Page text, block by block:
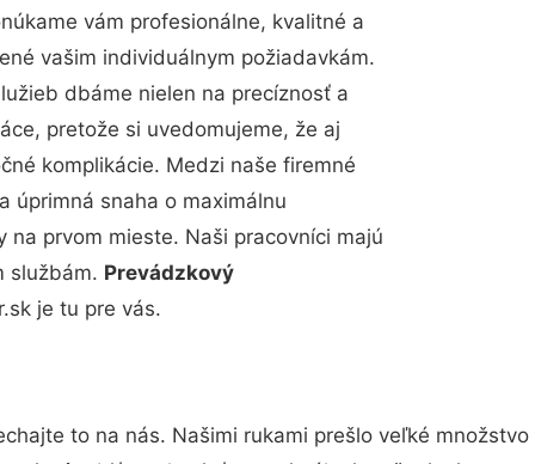
vám profesionálne, kvalitné a
vašim individuálnym požiadavkám.
dbáme nielen na precíznosť a
pretože si uvedomujeme, že aj
komplikácie. Medzi naše firemné
úprimná snaha o maximálnu
prvom mieste. Naši pracovníci majú
službám. Prevádzkový
je tu pre vás.
to na nás. Našimi rukami prešlo veľké